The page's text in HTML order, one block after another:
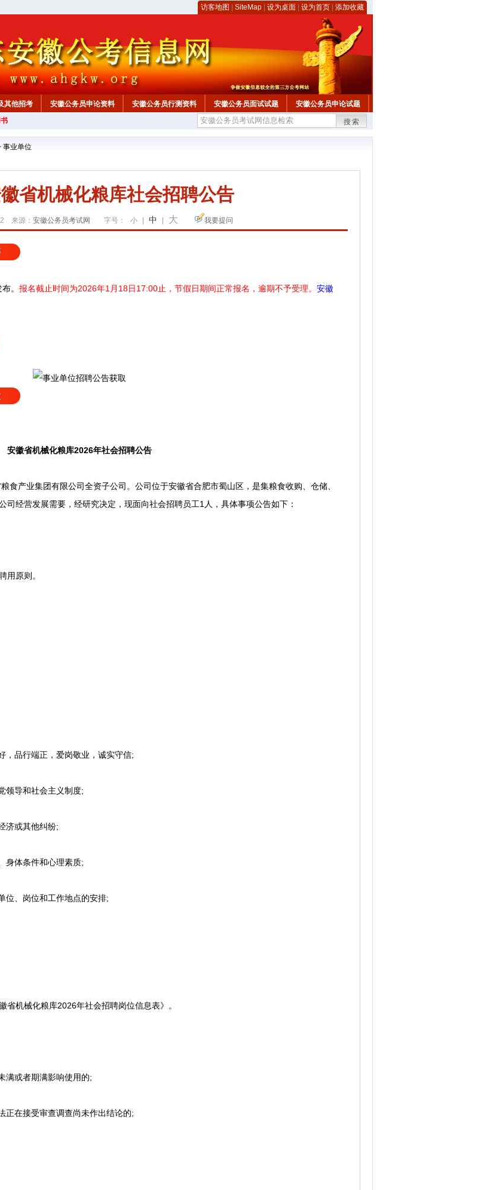
访客地图 SiteMap 设为桌面 设为首页 添加收藏
其他招考 安徽公务员申论资料 安徽公务员行测资料 安徽公务员面试试题 安徽公务员申论试题
搜索
事业单位
省机械化粮库社会招聘公告
来源： 安徽公务员考试网 字号： 小 中 大 我要提问
布。 报名截止时间为2026年1月18日17:00止，节假日期间正常报名，逾期不予受理。 安徽
安徽省机械化粮库2026年社会招聘公告
产业集团有限公司全资子公司。公司位于安徽省合肥市蜀山区，是集粮食收购、仓储、
司经营发展需要，经研究决定，现面向社会招聘员工1人，具体事项公告如下：
原则。
品行端正，爱岗敬业，诚实守信;
导和社会主义制度;
或其他纠纷;
体条件和心理素质;
、岗位和工作地点的安排;
机械化粮库2026年社会招聘岗位信息表》。
或者期满影响使用的;
在接受审查调查尚未作出结论的;